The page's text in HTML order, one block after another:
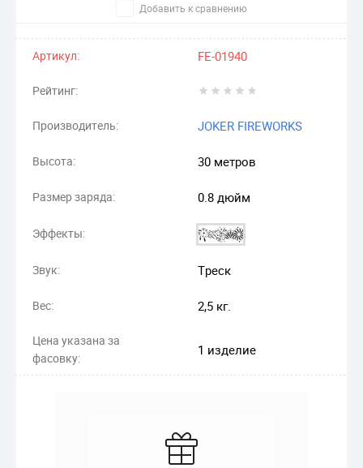
Добавить к сравнению
Артикул: FE-01940
Рейтинг:
Производитель: JOKER FIREWORKS
Высота: 30 метров
Размер заряда: 0.8 дюйм
Эффекты:
Звук: Треск
Вес: 2,5 кг.
Цена указана за
фасовку:
1 изделие